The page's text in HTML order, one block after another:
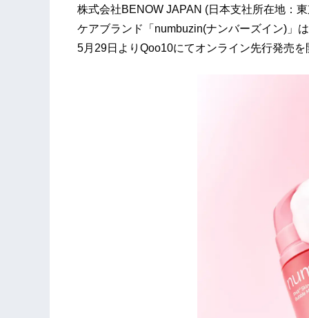
株式会社BENOW JAPAN (日本支社所在地：
ケアブランド「numbuzin(ナンバーズイン)」
5月29日よりQoo10にてオンライン先行発売